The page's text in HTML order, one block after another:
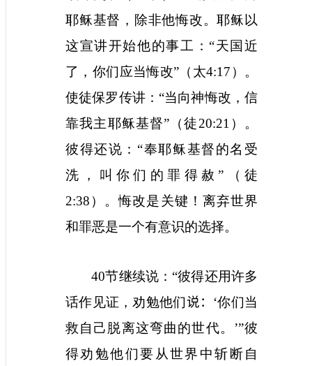
耶稣基督，除非他悔改。耶稣以
这宣讲开始他的事工：“天国近
了，你们应当悔改”（太4:17 ）。
使徒保罗传讲：“当向神悔改，信
靠我主耶稣基督”（徒20:21 ）。
彼得还说：“奉耶稣基督的名受
洗，叫你们的罪得赦”（徒
2:38 ）。悔改是关键！离弃世界
和罪恶是一个有意识的选择。
40节继续说：“彼得还用许多
话作见证，劝勉他们说：‘你们当
救自己脱离这弯曲的世代。 ’”彼
得劝勉他们要从世界中斩断自